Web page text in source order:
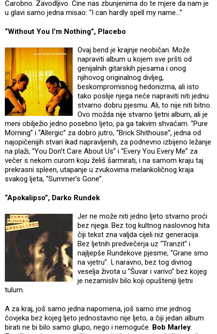
Čarobno. Zavodljivo. Čine nas zbunjenima do te mjere da nam je
u glavi samo jedna misao: “I can hardly spell my name…”
“Without You I’m Nothing”, Placebo
Ovaj bend je krajnje neobičan. Može
napraviti album u kojem sve pršti od
genijalnih gitarskih pjesama i onog
njihovog originalnog divljeg,
beskompromisnog hedonizma, ali isto
tako poslije njega neće napraviti niti jednu
stvarno dobru pjesmu. Ali, to nije niti bitno.
Ovo možda nije stvarno ljetni album, ali je
meni obilježio jedno posebno ljeto, pa ga takvim shvaćam. “Pure
Morning” i “Allergic” za dobro jutro, “Brick Shithouse”, jedna od
najopičenijih stvari ikad napravljenih, za podnevno izbijeno ležanje
na plaži, “You Don’t Care About Us” i “Every You Every Me” za
večer s nekom curom koju želiš šarmirati, i na samom kraju taj
prekrasni spleen, utapanje u zvukovima melankoličnog kraja
svakog ljeta, “Summer’s Gone”.
“Apokalipso”, Darko Rundek
Jer ne može niti jedno ljeto stvarno proći
bez njega. Bez tog kultnog naslovnog hita
čiji tekst zna valjda cijeli niz generacija.
Bez ljetnih predvečerja uz “Tranzit” i
najljepše Rundekove pjesme, “Grane smo
na vjetru”. I, naravno, bez tog divnog
veselja života u “Šuvar i varivo” bez kojeg
je nezamisliv bilo koji opušteniji ljetni
tulum.
A za kraj, još samo jedna napomena, još samo ime jednog
čovjeka bez kojeg ljeto jednostavno nije ljeto, a čiji jedan album
birati ne bi bilo samo glupo, nego i nemoguće. Bob Marley.